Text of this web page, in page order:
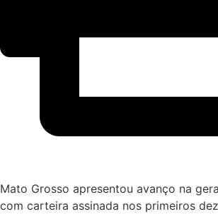
Mato Grosso apresentou avanço na
com carteira assinada nos primeiros